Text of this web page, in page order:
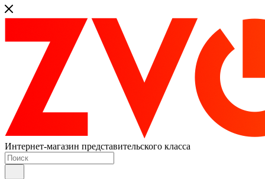
Интернет-магазин представительского класса